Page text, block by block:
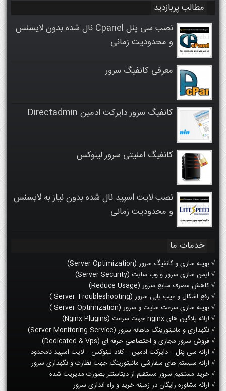
مطالب پربازدید
نصب سی پنل Cpanel نال شده بدون لایسنس
و محدودیت زمانی
معرفی کانفیگ سرور
کانفیگ سرور دایرکت ادمین Directadmin
کانفیگ امنیتی سرور لینوکس
نصب لایت اسپید نال شده بدون نیاز به لایسنس
و محدودیت زمانی
خدمات ما
√ بهینه سازی و کانفیگ سرور (Server Optimization)
√ ایمن سازی سرور و وب سایت (Server Security)
√ کاهش مصرف منابع سرور (Reduce Usage)
√ رفع اشکال و عیب یابی سرور (Server Troubleshooting )
√ بهینه سازی سرعت سایت و سرور (Server Optimization )
√ ارائه پلاگین های nginx جهت سرعت (Nginx Plugins)
√ نگهداری و مانیتورینگ ماهانه سرور (Server Monitoring Service)
√ فروش سرور مجازی و اختصاصی حرفه ای (Dedicated & Vps)
√ ارانه سی پنل – دایرکت ادمین – کلاد لینوکس – لایت اسپید نامحدود
√ ارانه سیستم های سفارشی مانیتورینگ جهت نظارت و نگهداری سرور
√ خرید مستقیم سرور مستقیم از دیتاسنتر بصورت مدیریت شده
√ ارائه مشاوره رایگان در زمینه خرید و راه اندازی سرور